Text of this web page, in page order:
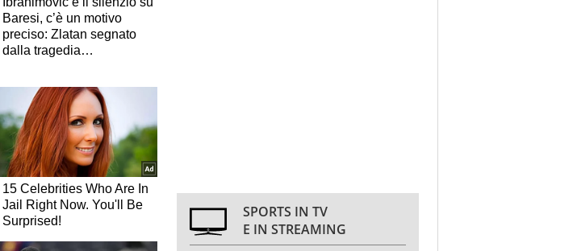
SPORTS IN TV
E IN STREAMING